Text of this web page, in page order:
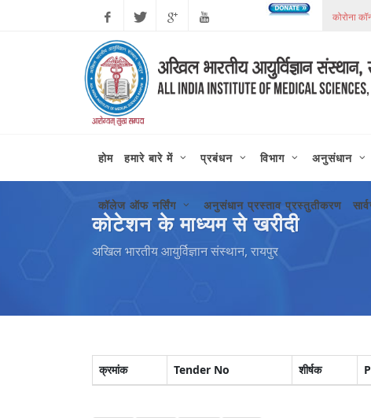
FacebookTwitter
Plus
होम हमारे बारे में प्रबंधन विभाग अनुसंधान
कॉलेज ऑफ नर्सिंग अनुसंधान प्रस्ताव प्रस्तुतीकरण
कोटेशन के माध्यम से खरीदी
अखिल भारतीय आयुर्विज्ञान संस्थान, रायपुर
क्रमांक Tender No शीर्षक